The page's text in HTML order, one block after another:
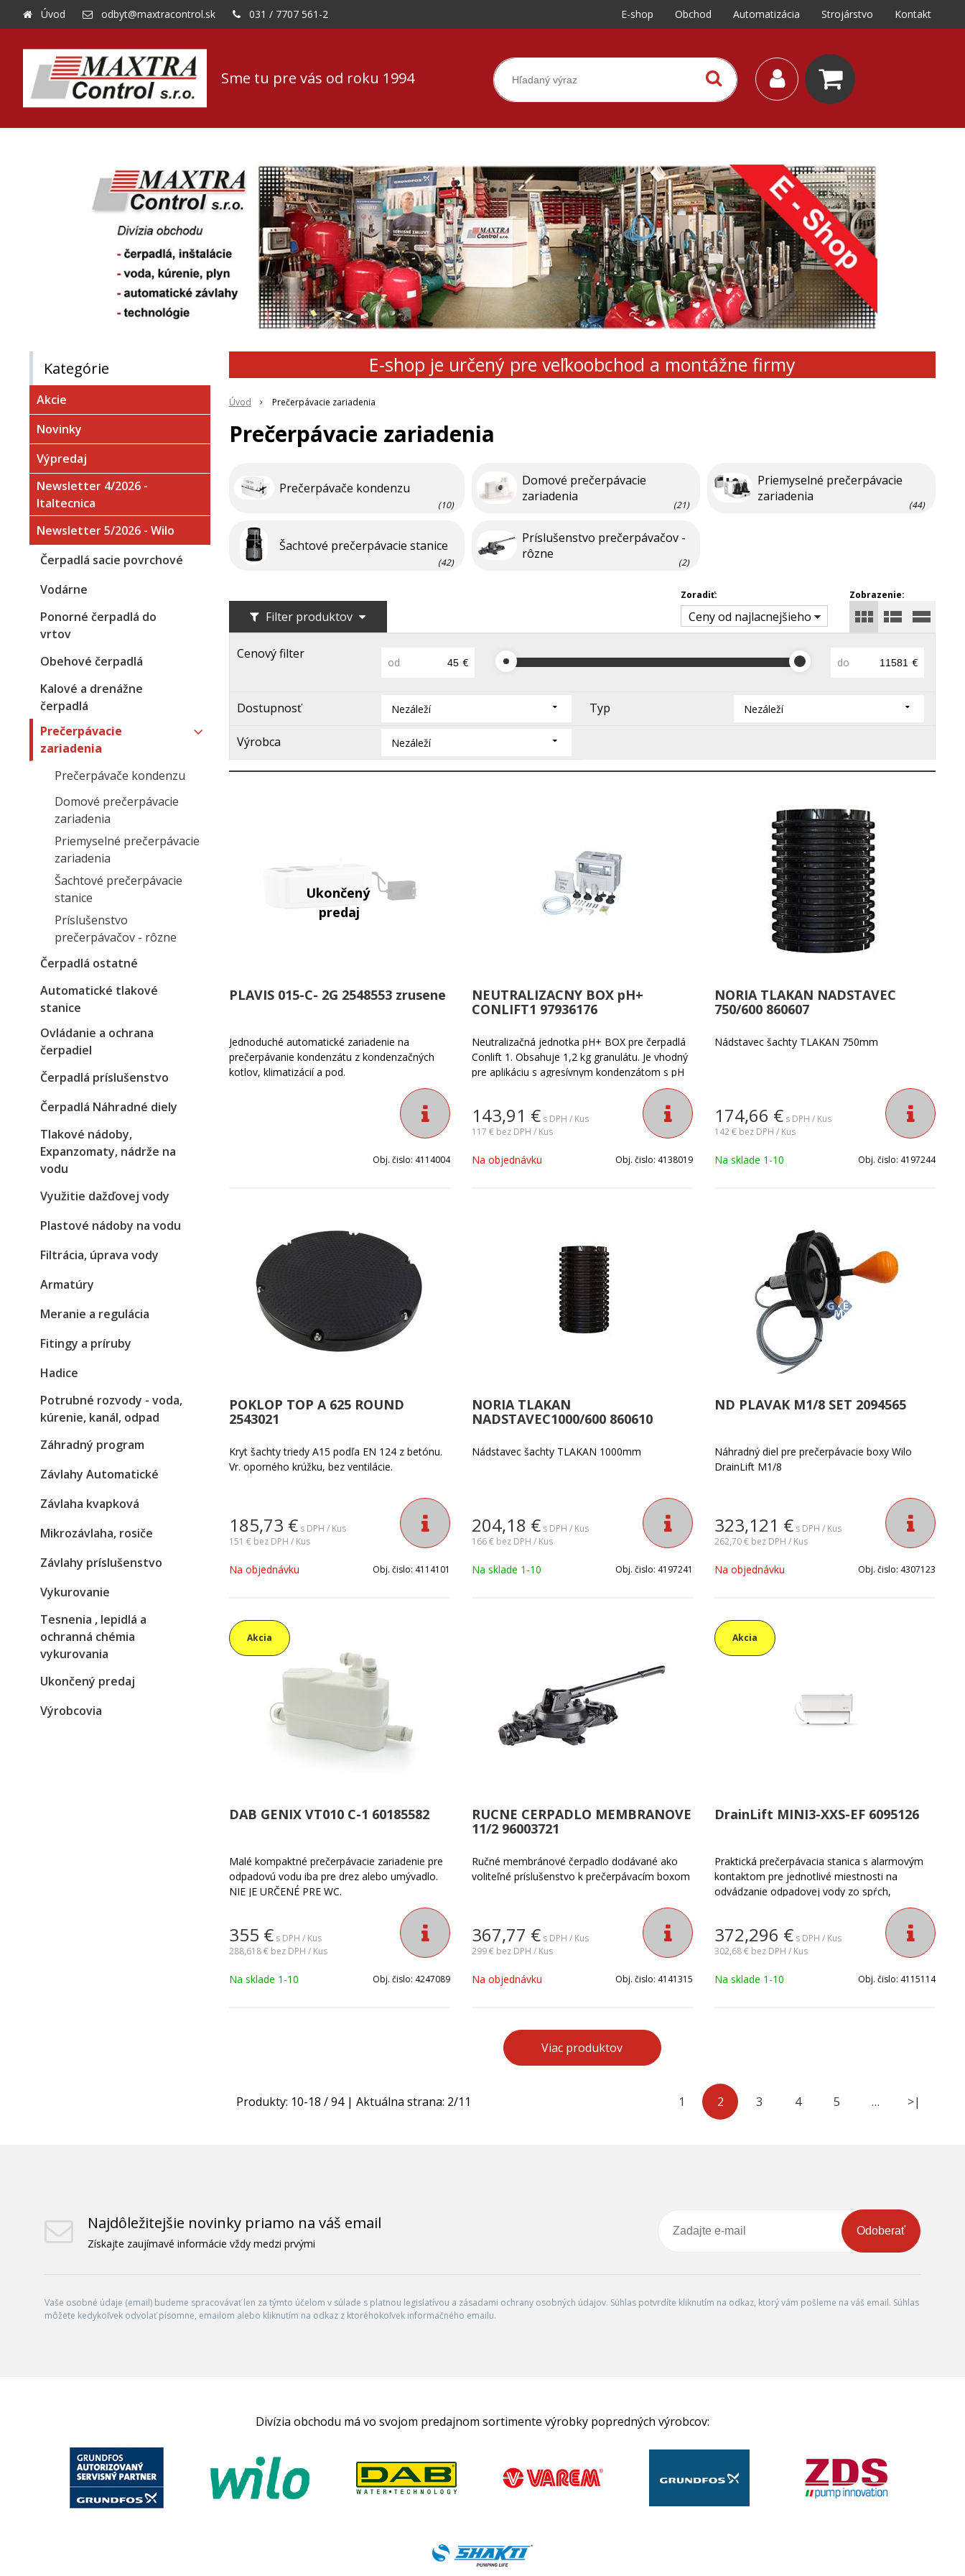
Sme tu pre vás od roku 1994
Úvod odbyt@maxtracontrol.sk 031 / 7707 561-2 E-shop Obchod Automatizácia Strojárstvo Kontakt
E-shop je určený pre veľkoobchod a montážne firmy
Úvod Prečerpávacie zariadenia
Prečerpávacie zariadenia
Prečerpávače kondenzu
(10)
Domové prečerpávacie
zariadenia
(21)
Priemyselné prečerpávacie
zariadenia
(44)
Šachtové prečerpávacie stanice
(42)
Príslušenstvo prečerpávačov -
rôzne
(2)
Filter produktov
Zobrazenie:
Zoradiť:
Ceny od najlacnejšieho
Cenový filter
od € do €
Dostupnosť Nezáleží Typ Nezáleží
Výrobca Nezáleží
PLAVIS 015-C- 2G 2548553 zrusene
Jednoduché automatické zariadenie na
prečerpávanie kondenzátu z kondenzačných
kotlov, klimatizácií a pod.
Obj. čislo: 4114004
NEUTRALIZACNY BOX pH+
CONLIFT1 97936176
Neutralizačná jednotka pH+ BOX pre čerpadlá
Conlift 1. Obsahuje 1,2 kg granulátu. Je vhodný
pre aplikáciu s agresívnym kondenzátom s pH
143,91 € s DPH / Kus
117 € bez DPH / Kus
Na objednávku Obj. čislo: 4138019
NORIA TLAKAN NADSTAVEC
750/600 860607
Nádstavec šachty TLAKAN 750mm
174,66 € s DPH / Kus
142 € bez DPH / Kus
Na sklade 1-10 Obj. čislo: 4197244
POKLOP TOP A 625 ROUND
2543021
Kryt šachty triedy A15 podľa EN 124 z betónu.
Vr. oporného krúžku, bez ventilácie.
185,73 € s DPH / Kus
151 € bez DPH / Kus
Na objednávku Obj. čislo: 4114101
NORIA TLAKAN
NADSTAVEC1000/600 860610
Nádstavec šachty TLAKAN 1000mm
204,18 € s DPH / Kus
166 € bez DPH / Kus
Na sklade 1-10 Obj. čislo: 4197241
ND PLAVAK M1/8 SET 2094565
Náhradný diel pre prečerpávacie boxy Wilo
DrainLift M1/8
323,121 € s DPH / Kus
262,70 € bez DPH / Kus
Na objednávku Obj. čislo: 4307123
Akcia
DAB GENIX VT010 C-1 60185582
Malé kompaktné prečerpávacie zariadenie pre
odpadovú vodu iba pre drez alebo umývadlo.
NIE JE URČENÉ PRE WC.
355 € s DPH / Kus
288,618 € bez DPH / Kus
Na sklade 1-10 Obj. čislo: 4247089
RUCNE CERPADLO MEMBRANOVE
11/2 96003721
Ručné membránové čerpadlo dodávané ako
voliteľné príslušenstvo k prečerpávacím boxom
367,77 € s DPH / Kus
299 € bez DPH / Kus
Na objednávku Obj. čislo: 4141315
Akcia
DrainLift MINI3-XXS-EF 6095126
Praktická prečerpávacia stanica s alarmovým
kontaktom pre jednotlivé miestnosti na
odvádzanie odpadovej vody zo spŕch,
umývačiek riadu a práčok, ako aj kondenzátu z
kondenzačných kotlov pod hladinou spätného
vzdutia.
372,296 € s DPH / Kus
302,68 € bez DPH / Kus
Na sklade 1-10 Obj. čislo: 4115114
Viac produktov
1 2 3 4 5 … >|
Produkty: 10-18 /94| Aktuálna strana: 2/11
Kategórie
Akcie
Novinky
Výpredaj
Newsletter 4/2026 -
Italtecnica
Newsletter 5/2026 - Wilo
Čerpadlá sacie povrchové
Vodárne
Ponorné čerpadlá do
vrtov
Obehové čerpadlá
Kalové a drenážne
čerpadlá
Prečerpávacie
zariadenia
Prečerpávače kondenzu
Domové prečerpávacie
zariadenia
Priemyselné prečerpávacie
zariadenia
Šachtové prečerpávacie
stanice
Príslušenstvo
prečerpávačov - rôzne
Čerpadlá ostatné
Automatické tlakové
stanice
Ovládanie a ochrana
čerpadiel
Čerpadlá príslušenstvo
Čerpadlá Náhradné diely
Tlakové nádoby,
Expanzomaty, nádrže na
vodu
Využitie dažďovej vody
Plastové nádoby na vodu
Filtrácia, úprava vody
Armatúry
Meranie a regulácia
Fitingy a príruby
Hadice
Potrubné rozvody - voda,
kúrenie, kanál, odpad
Záhradný program
Závlahy Automatické
Závlaha kvapková
Mikrozávlaha, rosiče
Závlahy príslušenstvo
Vykurovanie
Tesnenia , lepidlá a
ochranná chémia
vykurovania
Ukončený predaj
Výrobcovia
Najdôležitejšie novinky priamo na váš email
Získajte zaujímavé informácie vždy medzi prvými
Odoberať
Vaše osobné údaje (email) budeme spracovávať len za týmto účelom v súlade s platnou legislatívou a zásadami ochrany osobných údajov. Súhlas potvrdíte kliknutím na odkaz, ktorý vám pošleme na váš email. Súhlas
môžete kedykoľvek odvolať písomne, emailom alebo kliknutím na odkaz z ktoréhokoľvek informačného emailu.
Divízia obchodu má vo svojom predajnom sortimente výrobky popredných výrobcov: